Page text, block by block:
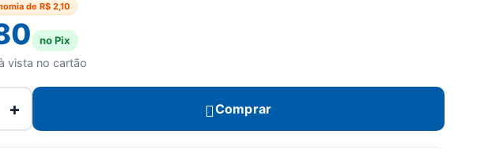
de R$ 2,10
no Pix
vista no cartão
+ Comprar